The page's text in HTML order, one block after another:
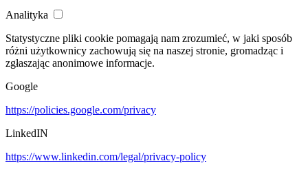
Analityka
Statystyczne pliki cookie pomagają nam zrozumieć, w jaki sposób
różni użytkownicy zachowują się na naszej stronie, gromadząc i
zgłaszając anonimowe informacje.
Google
https://policies.google.com/privacy
LinkedIN
https://www.linkedin.com/legal/privacy-policy